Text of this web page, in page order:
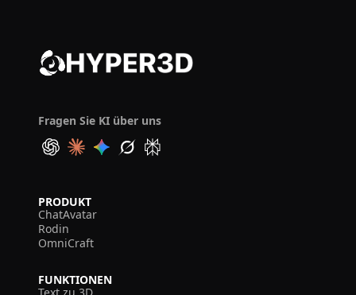
Fragen Sie KI über uns
PRODUKT
ChatAvatar
Rodin
OmniCraft
FUNKTIONEN